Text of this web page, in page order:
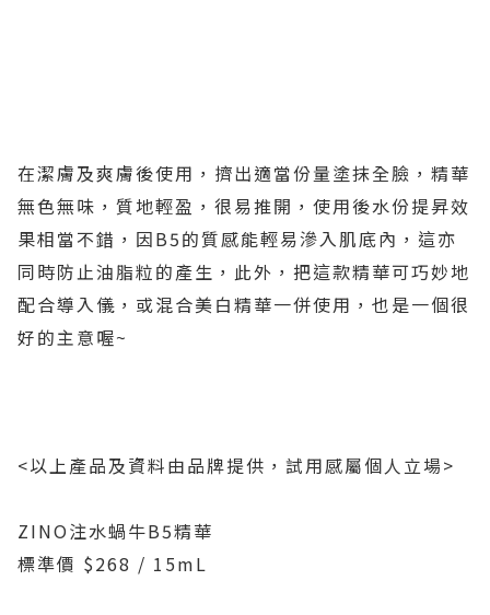
在潔膚及爽膚後使用，擠出適當份量塗抹全臉，精華
無色無味，質地輕盈，很易推開，使用後水份提昇效
果相當不錯，因B5的質感能輕易滲入肌底內，這亦
同時防止油脂粒的產生，此外，把這款精華可巧妙地
配合導入儀，或混合美白精華一併使用，也是一個很
好的主意喔~
<以上產品及資料由品牌提供，試用感屬個人立場>
ZINO注水蝸牛B5精華
標準價 $268 / 15mL